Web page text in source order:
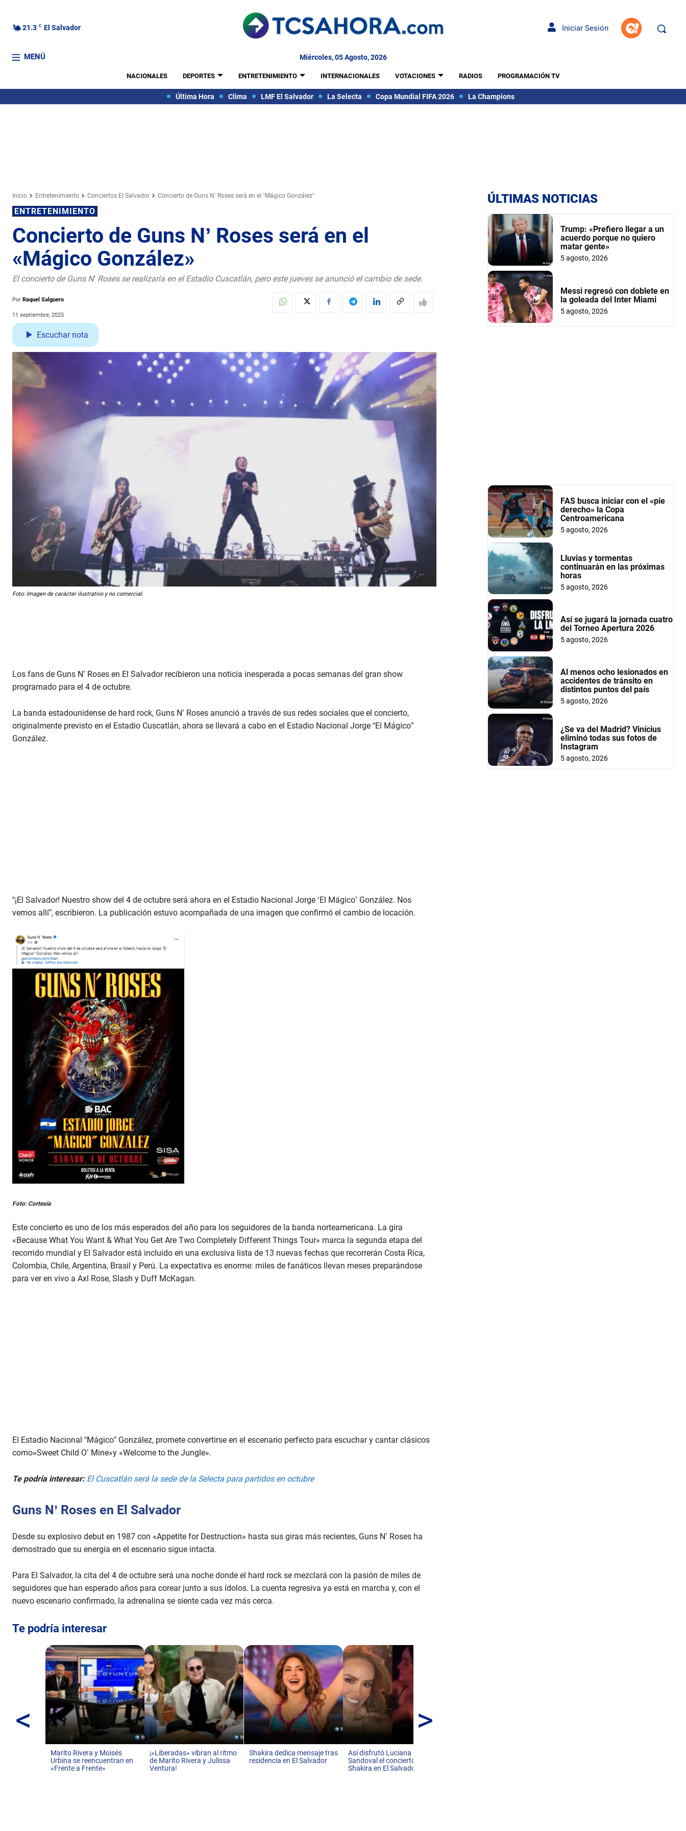
21.3 C El Salvador Iniciar Sesión
MENÚ Miércoles, 05 Agosto, 2026
NACIONALES DEPORTES ENTRETENIMIENTO INTERNACIONALES VOTACIONES RADIOS PROGRAMACIÓN TV
Última Hora Clima LMF El Salvador La Selecta Copa Mundial FIFA 2026 La Champions
Inicio Entretenimiento Conciertos El Salvador Concierto de Guns N’ Roses será en el "Mágico González"
ENTRETENIMIENTO
Concierto de Guns N’ Roses será en el
«Mágico González»
El concierto de Guns N’ Roses se realizaría en el Estadio Cuscatlán, pero este jueves se anunció el cambio de sede.
Por Raquel Salguero
11 septiembre, 2025
Escuchar nota
Foto: Imagen de carácter ilustrativo y no comercial.
Los fans de Guns N’ Roses en El Salvador recibieron una noticia inesperada a pocas semanas del gran show
programado para el 4 de octubre.
La banda estadounidense de hard rock, Guns N’ Roses anunció a través de sus redes sociales que el concierto,
originalmente previsto en el Estadio Cuscatlán, ahora se llevará a cabo en el Estadio Nacional Jorge “El Mágico”
González.
“¡El Salvador! Nuestro show del 4 de octubre será ahora en el Estadio Nacional Jorge ‘El Mágico’ González. Nos
vemos allí”, escribieron. La publicación estuvo acompañada de una imagen que confirmó el cambio de locación.
Foto: Cortesía
Este concierto es uno de los más esperados del año para los seguidores de la banda norteamericana. La gira
«Because What You Want & What You Get Are Two Completely Different Things Tour» marca la segunda etapa del
recorrido mundial y El Salvador está incluido en una exclusiva lista de 13 nuevas fechas que recorrerán Costa Rica,
Colombia, Chile, Argentina, Brasil y Perú. La expectativa es enorme: miles de fanáticos llevan meses preparándose
para ver en vivo a Axl Rose, Slash y Duff McKagan.
El Estadio Nacional “Mágico” González, promete convertirse en el escenario perfecto para escuchar y cantar clásicos
como»Sweet Child O’ Mine»y «Welcome to the Jungle».
Te podría interesar: El Cuscatlán será la sede de la Selecta para partidos en octubre
Guns N’ Roses en El Salvador
Desde su explosivo debut en 1987 con «Appetite for Destruction» hasta sus giras más recientes, Guns N’ Roses ha
demostrado que su energía en el escenario sigue intacta.
Para El Salvador, la cita del 4 de octubre será una noche donde el hard rock se mezclará con la pasión de miles de
seguidores que han esperado años para corear junto a sus ídolos. La cuenta regresiva ya está en marcha y, con el
nuevo escenario confirmado, la adrenalina se siente cada vez más cerca.
Te podría interesar
<
Marito Rivera y Moisés
Urbina se reencuentran en
«Frente a Frente»
¡»Liberadas» vibran al ritmo
de Marito Rivera y Julissa
Ventura!
Shakira dedica mensaje tras
residencia en El Salvador
Así disfrutó Luciana
Sandoval el concierto de
Shakira en El Salvador
>
ÚLTIMAS NOTICIAS
Trump: «Prefiero llegar a un
acuerdo porque no quiero
matar gente»
5 agosto, 2026
Messi regresó con doblete en
la goleada del Inter Miami
5 agosto, 2026
FAS busca iniciar con el «pie
derecho» la Copa
Centroamericana
5 agosto, 2026
Lluvias y tormentas
continuarán en las próximas
horas
5 agosto, 2026
Así se jugará la jornada cuatro
del Torneo Apertura 2026
5 agosto, 2026
Al menos ocho lesionados en
accidentes de tránsito en
distintos puntos del país
5 agosto, 2026
¿Se va del Madrid? Vinícius
eliminó todas sus fotos de
Instagram
5 agosto, 2026